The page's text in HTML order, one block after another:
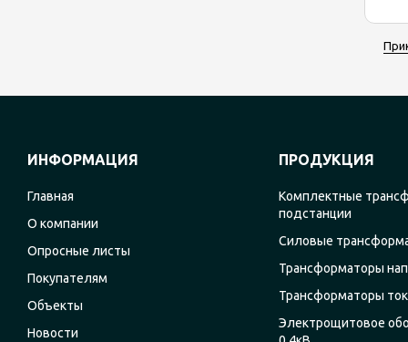
ИНФОРМАЦИЯ
Главная
О компании
Опросные листы
Покупателям
Объекты
Новости
ПРОДУКЦИЯ
Комплектные
подстанции
Силовые
Трансформаторы
Трансформаторы
Электрощитовое